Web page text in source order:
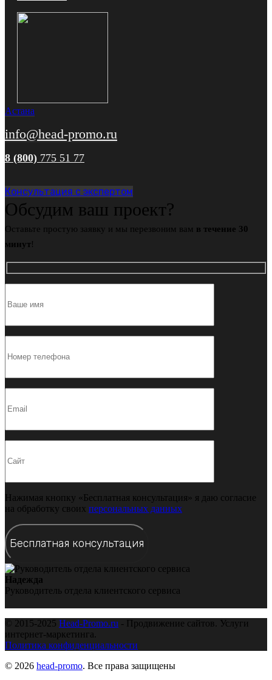
Астана
info@head-promo.ru
8 (800) 775 51 77
Консультация с экспертом
Обсудим ваш проект?
Оставьте простую заявку и мы перезвоним вам в течение 30
минут!
Нажимая кнопку «Бесплатная консультация» я даю согласие
на обработку своих персональных данных
Надежда
Руководитель отдела клиентского сервиса
© 2015-2025 Head-Promo.ru - Продвижение сайтов. Услуги
интернет-маркетинга.
Политика конфиденциальности
© 2026 head-promo. Все права защищены